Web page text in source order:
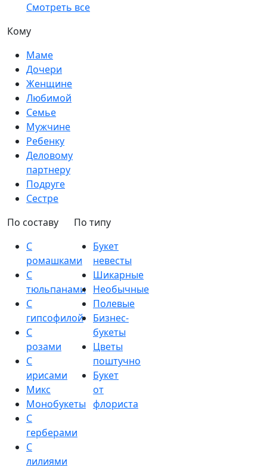
Смотреть все
Кому
Маме
Дочери
Женщине
Любимой
Семье
Мужчине
Ребенку
Деловому
партнеру
Подруге
Сестре
По составу
С
ромашками
С
тюльпанами
С
гипсофилой
С
розами
С
ирисами
Микс
Монобукеты
С
герберами
С
лилиями
По типу
Букет
невесты
Шикарные
Необычные
Полевые
Бизнес-
букеты
Цветы
поштучно
Букет
от
флориста